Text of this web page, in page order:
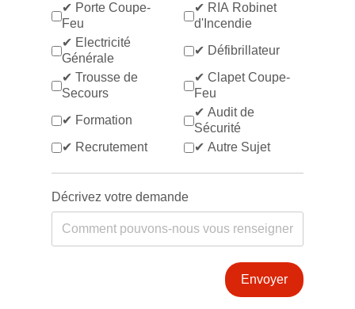
✔ Porte Coupe-
Feu
✔ RIA Robinet
d'Incendie
✔ Electricité
Générale
✔ Défibrillateur
✔ Trousse de
Secours
✔ Clapet Coupe-
Feu
✔ Formation
✔ Audit de
Sécurité
✔ Recrutement
✔ Autre Sujet
Décrivez votre demande
Envoyer